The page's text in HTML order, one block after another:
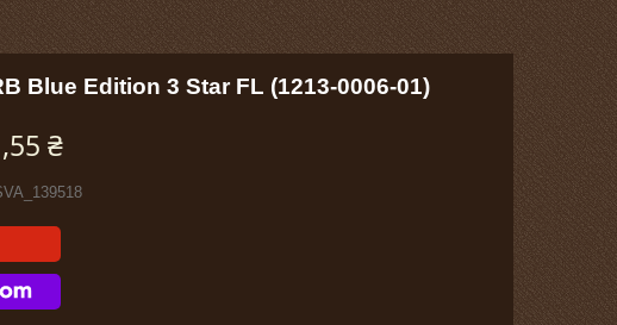
Blue Edition 3 Star FL (1213-0006-01)
₴